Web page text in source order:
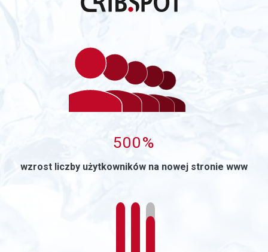
500%
wzrost liczby użytkowników na nowej stronie www